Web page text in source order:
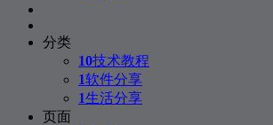
分类
10技术教程
1软件分享
1生活分享
页面